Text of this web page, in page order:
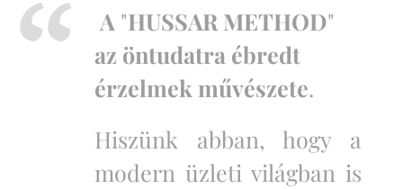
A "HUSSAR METHOD"
az öntudatra ébredt
érzelmek művészete.
Hiszünk abban, hogy a
modern üzleti világban is